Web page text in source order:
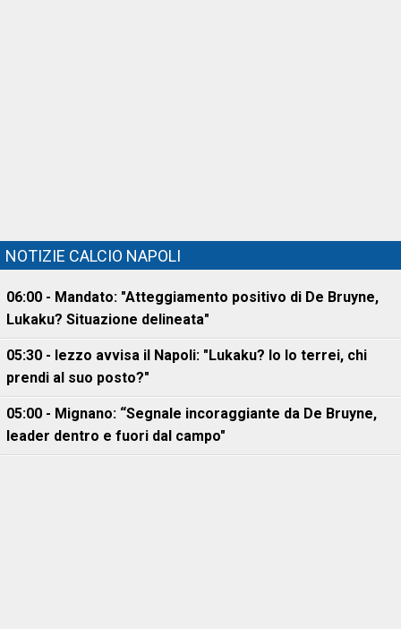
NOTIZIE CALCIO NAPOLI
06:00 - Mandato: "Atteggiamento positivo di De Bruyne,
Lukaku? Situazione delineata"
05:30 - Iezzo avvisa il Napoli: "Lukaku? Io lo terrei, chi
prendi al suo posto?"
05:00 - Mignano: “Segnale incoraggiante da De Bruyne,
leader dentro e fuori dal campo"